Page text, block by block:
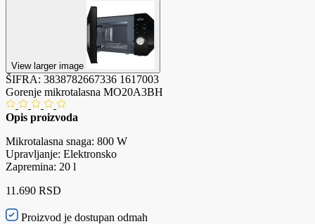
View larger image
ŠIFRA: 3838782667336 1617003
Gorenje mikrotalasna MO20A3BH
Opis proizvoda
Mikrotalasna snaga: 800 W
Upravljanje: Elektronsko
Zapremina: 20 l
11.690 RSD
Proizvod je dostupan odmah